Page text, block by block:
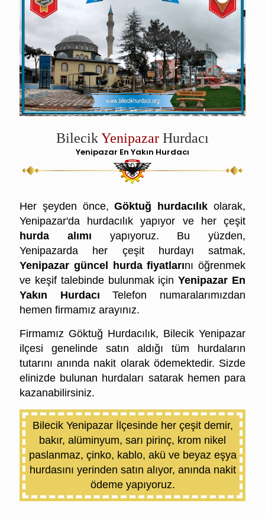
BilecikYenipazar Hurdacı
Yenipazar En Yakın Hurdacı
Her şeyden önce,Göktuğ hurdacılık olarak,
Yenipazar'da hurdacılık yapıyor ve her çeşit
hurda alımı yapıyoruz. Bu yüzden,
Yenipazarda her çeşit hurdayı satmak,
Yenipazar güncel hurda fiyatlarını öğrenmek
ve keşif talebinde bulunmak içinYenipazar En
Yakın Hurdacı Telefon numaralarımızdan
hemen firmamız arayınız.
Firmamız Göktuğ Hurdacılık, Bilecik Yenipazar
ilçesi genelinde satın aldığı tüm hurdaların
tutarını anında nakit olarak ödemektedir. Sizde
elinizde bulunan hurdaları satarak hemen para
kazanabilirsiniz.
Bilecik Yenipazar İlçesinde her çeşit demir,
bakır, alüminyum, sarı pirinç, krom nikel
paslanmaz, çinko, kablo, akü ve beyaz eşya
hurdasını yerinden satın alıyor, anında nakit
ödeme yapıyoruz.